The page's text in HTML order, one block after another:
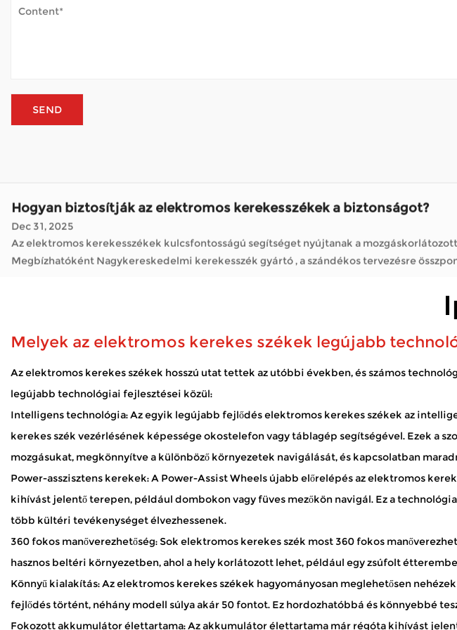
Dec 31, 2025
Az elektromos kerekesszékek megváltoztatták azt, hogy hány ember mozog napjaiban. Mint a Nagykereskedelmi kerekesszék gyártó , az olyan cégek, mint a mobilitási megoldásokra
megoldásokat kínálnak arra, hogy intézkedjenek, meglátogassák a barátokat, vagy
Hogyan biztosítják az elektromos kerekesszékek a biztonságot?
Dec 31, 2025
Az elektromos kerekesszékek kulcsfontosságú segítséget nyújtanak a
Megbízhatóként Nagykereskedelmi kerekesszék gyártó , a szándékos tervezésre
Az elektromos kerekesszékek megváltoztatták azt, hogy hány ember mozog napjaiban. Mint a Nagykereskedelmi kerekesszék gyártó , az olyan cégek, mint a mobilitási megoldásokra
Hogyan bírja a mobil robogó a kültéri időjárást?
Jan 02, 2026
élvezze a parkot, vagy egyszerűen csak friss levegőt szívjon. Ha egy robogót rendszeres...
Hogyan biztosítják az elektromos kerekesszékek a biztonságot?
Dec 31, 2025
Az elektromos kerekesszékek kulcsfontosságú segítséget nyújtanak a
Megbízhatóként Nagykereskedelmi kerekesszék gyártó , a szándékos
Melyek az elektromos kerekes székek legújabb
Az elektromos kerekes székek hosszú utat tettek az utóbbi években, és számos
legújabb technológiai fejlesztései közül:
Intelligens technológia: Az egyik legújabb fejlődéselektromos kerekes székek az
kerekes szék vezérlésének képessége okostelefon vagy táblagép segítségével. Ezek a
mozgásukat, megkönnyítve a különböző környezetek navigálását, és kapcsolatban
Power-asszisztens kerekek: A Power-Assist Wheels újabb előrelépés az elektromos
kihívást jelentő terepen, például dombokon vagy füves mezőkön navigál. Ez a
több kültéri tevékenységet élvezhessenek.
360 fokos manőverezhetőség: Sok elektromos kerekes szék most 360 fokos
hasznos beltéri környezetben, ahol a hely korlátozott lehet, például egy zsúfolt
Könnyű kialakítás: Az elektromos kerekes székek hagyományosan meglehetősen
fejlődés történt, néhány modell súlya akár 50 fontot. Ez hordozhatóbbá és könnyebbé
Fokozott akkumulátor élettartama: Az akkumulátor élettartama már régóta kihívást